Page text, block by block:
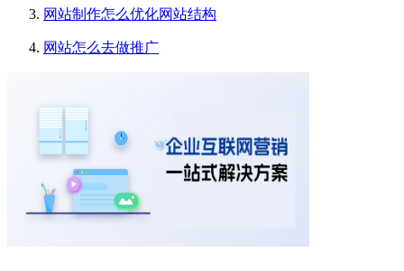
网站制作怎么优化网站结构
网站怎么去做推广